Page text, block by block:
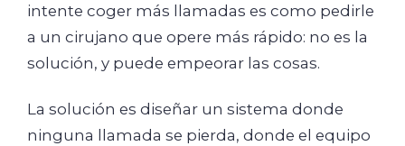
intente coger más llamadas es como pedirle
a un cirujano que opere más rápido: no es la
solución, y puede empeorar las cosas.
La solución es diseñar un sistema donde
ninguna llamada se pierda, donde el equipo